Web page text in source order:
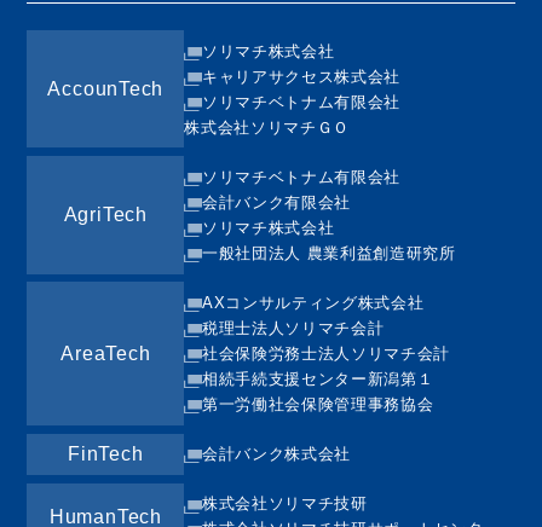
AccounTech
ソリマチ株式会社
キャリアサクセス株式会社
ソリマチベトナム有限会社
株式会社ソリマチＧＯ
AgriTech
ソリマチベトナム有限会社
会計バンク有限会社
ソリマチ株式会社
一般社団法人 農業利益創造研究所
AreaTech
AXコンサルティング株式会社
税理士法人ソリマチ会計
社会保険労務士法人ソリマチ会計
相続手続支援センター新潟第１
第一労働社会保険管理事務協会
FinTech 会計バンク株式会社
HumanTech
株式会社ソリマチ技研